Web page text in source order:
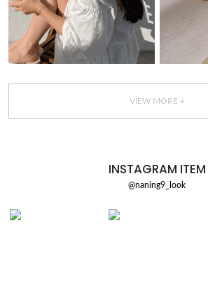
VIEW MORE +
INSTAGRAM ITEM
@naning9_look